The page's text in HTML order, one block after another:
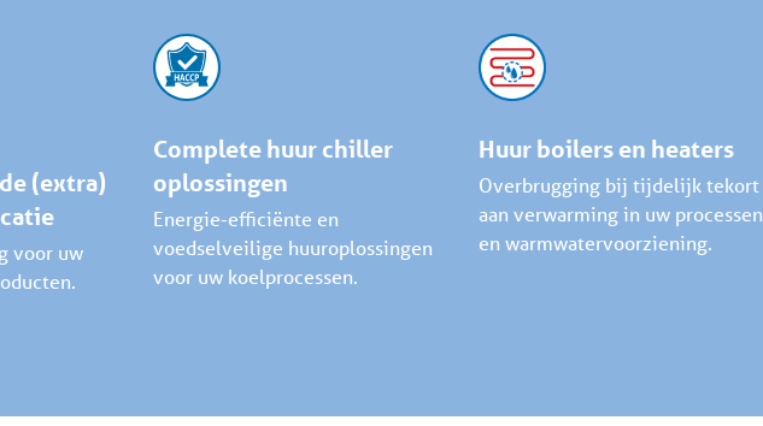
(extra)
voor uw
Complete huur chiller
oplossingen
Energie-efficiënte en
voedselveilige huuroplossingen
voor uw koelprocessen.
Huur boilers en heaters
Overbrugging bij tijdelijk tekort
aan verwarming in uw processen
en warmwatervoorziening.